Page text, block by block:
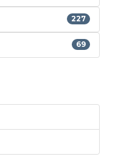
227
69